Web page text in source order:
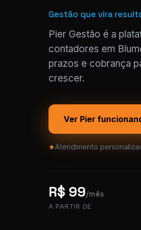
Gestão que vira
Pier Gestão é a
contadores em
prazos e cobrança
crescer.
Ver Pier
★Atendimento
R$ 99/mês
A PARTIR DE